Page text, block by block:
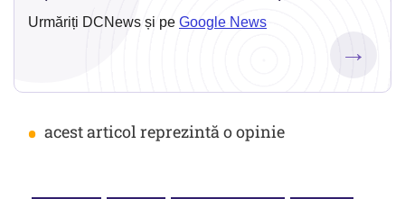
Urmăriți DCNews și pe Google News
→
• acest articol reprezintă o opinie